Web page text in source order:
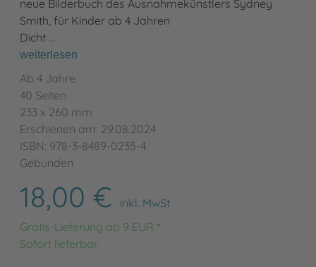
neue Bilderbuch des Ausnahmekünstlers Sydney
Smith, für Kinder ab 4 Jahren
Dicht …
weiterlesen
Ab 4 Jahre
40 Seiten
233 x 260 mm
Erschienen am: 29.08.2024
ISBN: 978-3-8489-0235-4
Gebunden
18,00 €
inkl. MwSt
Gratis-Lieferung ab 9 EUR *
Sofort lieferbar